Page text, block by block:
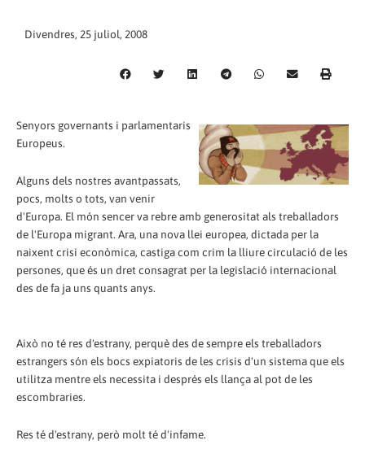
Divendres, 25 juliol, 2008
Senyors governants i parlamentaris
Europeus.
Alguns dels nostres avantpassats,
pocs, molts o tots, van venir
d'Europa. El món sencer va rebre amb generositat als treballadors
de l'Europa migrant. Ara, una nova llei europea, dictada per la
naixent crisi econòmica, castiga com crim la lliure circulació de les
persones, que és un dret consagrat per la legislació internacional
des de fa ja uns quants anys.
Això no té res d'estrany, perquè des de sempre els treballadors
estrangers són els bocs expiatoris de les crisis d'un sistema que els
utilitza mentre els necessita i després els llança al pot de les
escombraries.
Res té d'estrany, però molt té d'infame.